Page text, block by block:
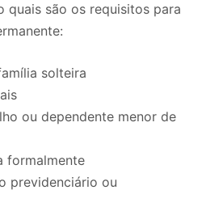
quais são os requisitos para
solteira
ou dependente menor de
formalmente
previdenciário ou